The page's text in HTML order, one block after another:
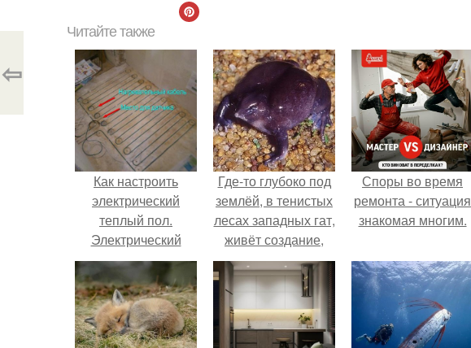
⇦
Читайте также
Как настроить
электрический
теплый пол.
Электрический
теплый пол –
преимущества и
недостатки
Где-то глубоко под
землёй, в тенистых
лесах западных гат,
живёт создание,
которое почти никто
не видит.
Споры во время
ремонта - ситуация
знакомая многим.